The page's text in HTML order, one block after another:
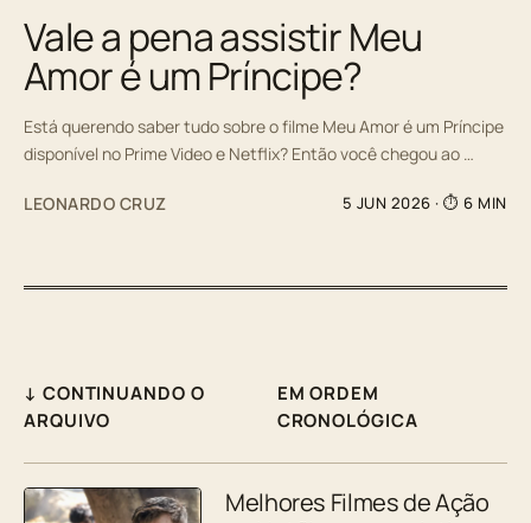
Vale a pena assistir Meu
Amor é um Príncipe?
Está querendo saber tudo sobre o filme Meu Amor é um Príncipe
disponível no Prime Video e Netflix? Então você chegou ao …
LEONARDO CRUZ 5 JUN 2026 · ⏱ 6 MIN
↓ CONTINUANDO O
ARQUIVO
EM ORDEM
CRONOLÓGICA
Melhores Filmes de Ação